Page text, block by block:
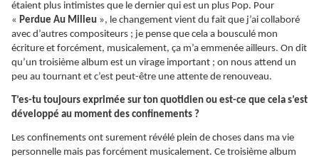
étaient plus intimistes que le dernier qui est un plus Pop. Pour
« Perdue Au Milieu », le changement vient du fait que j’ai collaboré
avec d’autres compositeurs ; je pense que cela a bousculé mon
écriture et forcément, musicalement, ça m’a emmenée ailleurs. On dit
qu’un troisième album est un virage important ; on nous attend un
peu au tournant et c’est peut-être une attente de renouveau.
T’es-tu toujours exprimée sur ton quotidien ou est-ce que cela s’est
développé au moment des confinements ?
Les confinements ont surement révélé plein de choses dans ma vie
personnelle mais pas forcément musicalement. Ce troisième album